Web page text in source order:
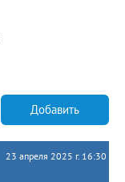
Добавить
23 апреля 2025 г. 16:30